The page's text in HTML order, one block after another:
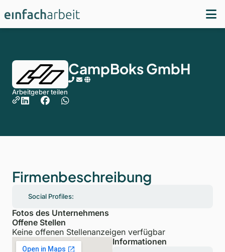
CampBoks GmbH
Arbeitgeber teilen
Firmenbeschreibung
Social Profiles:
Fotos des Unternehmens
Offene Stellen
Keine offenen Stellenanzeigen verfügbar
Informationen